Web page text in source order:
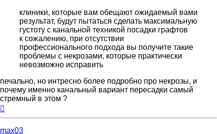
клиники, которые вам обещают ожидаемый вами
результат, будут пытаться сделать максимальную
густоту с канальной техникой посадки графтов
к сожалению, при отсутствии
профессионального подхода вы получите такие
проблемы с некрозами, которые практически
невозможно исправить
печально, но интресно более подробно про некрозы, и
почему именно канальный вариант пересадки самый
стремный в этом ?
max03